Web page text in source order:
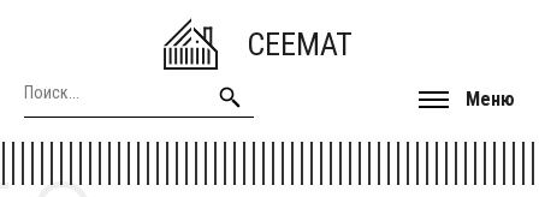
CEEMAT
Меню